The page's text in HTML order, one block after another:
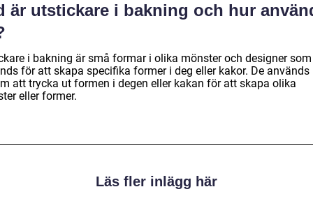
är utstickare i bakning och hur
i bakning är små formar i olika mönster och designer som
för att skapa specifika former i deg eller kakor. De används
att trycka ut formen i degen eller kakan för att skapa olika
eller former.
Läs fler inlägg här